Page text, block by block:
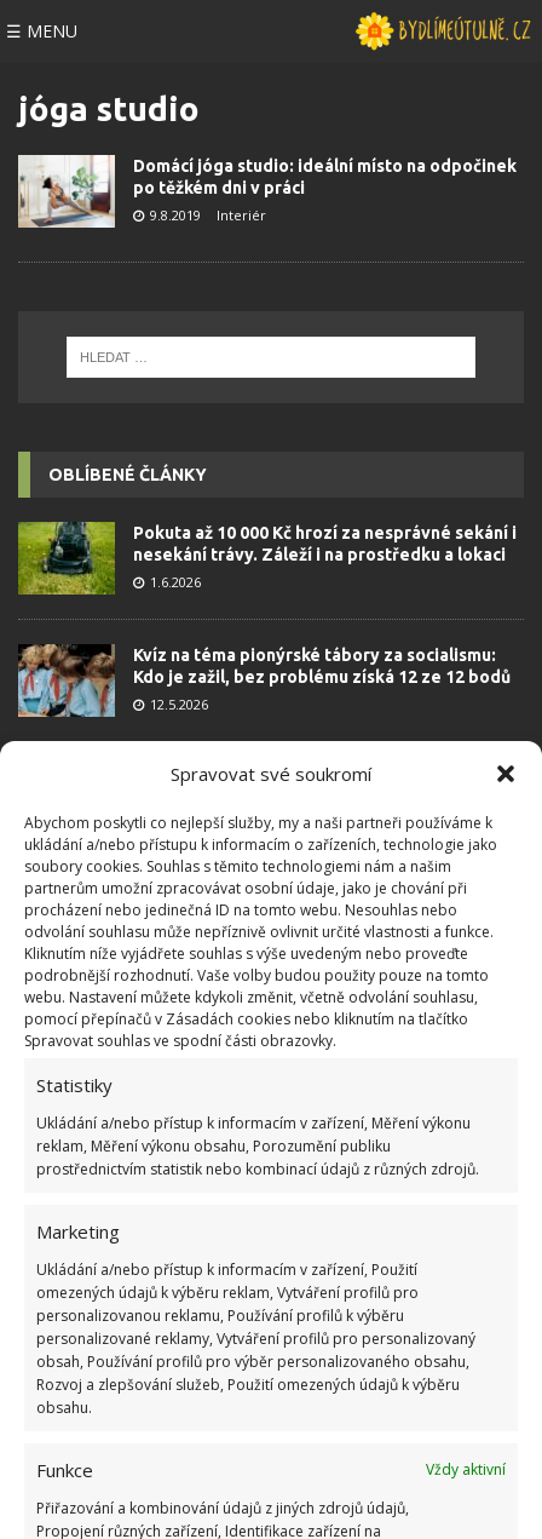
Spravovat své soukromí
Abychom poskytli co nejlepší služby, my a naši partneři používáme k
ukládání a/nebo přístupu k informacím o zařízeních, technologie jako
soubory cookies. Souhlas s těmito technologiemi nám a našim
partnerům umožní zpracovávat osobní údaje, jako je chování při
procházení nebo jedinečná ID na tomto webu. Nesouhlas nebo
odvolání souhlasu může nepříznivě ovlivnit určité vlastnosti a funkce.
Kliknutím níže vyjádřete souhlas s výše uvedeným nebo proveďte
podrobnější rozhodnutí. Vaše volby budou použity pouze na tomto
webu. Nastavení můžete kdykoli změnit, včetně odvolání souhlasu,
pomocí přepínačů v Zásadách cookies nebo kliknutím na tlačítko
Spravovat souhlas ve spodní části obrazovky.
Statistiky
Ukládání a/nebo přístup k informacím v zařízení, Měření výkonu
reklam, Měření výkonu obsahu, Porozumění publiku
prostřednictvím statistik nebo kombinací údajů z různých zdrojů.
Marketing
Ukládání a/nebo přístup k informacím v zařízení, Použití
omezených údajů k výběru reklam, Vytváření profilů pro
personalizovanou reklamu, Používání profilů k výběru
personalizované reklamy, Vytváření profilů pro personalizovaný
obsah, Používání profilů pro výběr personalizovaného obsahu,
Rozvoj a zlepšování služeb, Použití omezených údajů k výběru
obsahu.
Funkce
Vždy aktivní
Přiřazování a kombinování údajů z jiných zdrojů údajů,
Propojení různých zařízení, Identifikace zařízení na
☰ MENU
jóga studio
Domácí jóga studio: ideální místo na odpočinek
po těžkém dni v práci
9.8.2019 Interiér
OBLÍBENÉ ČLÁNKY
Pokuta až 10 000 Kč hrozí za nesprávné sekání i
nesekání trávy. Záleží i na prostředku a lokaci
1.6.2026
Kvíz na téma pionýrské tábory za socialismu:
Kdo je zažil, bez problému získá 12 ze 12 bodů
12.5.2026
Test znalostí o každodenní realitě za
dobrý přehled
23.6.2026
Retro kvíz o oblíbených autech v dobách
socialismu: Tehdejší řidiči musí získat 10 z 10
bodů
6.5.2026
ŽHAVÉ NOVINKY
5.8.2026
Na mastnou vodu v bazénu platí tato geniálně
jednoduchá finta, díky které ušetříte za drahou
údržbu
Tato lidová past zachytí všechny mouchy a vosy
v domácnosti během pár desítek minut
5.8.2026